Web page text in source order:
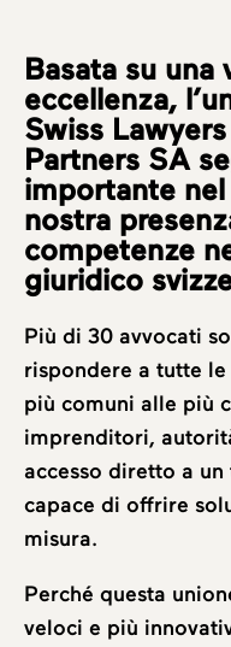
Basata su una
eccellenza,
Swiss
Partners SA
importante
nostra
competenze
giuridico
Più di 30 avvocati
rispondere a tutte
più comuni alle più
imprenditori,
accesso diretto a
capace di offrire
misura.
Perché questa
veloci e più